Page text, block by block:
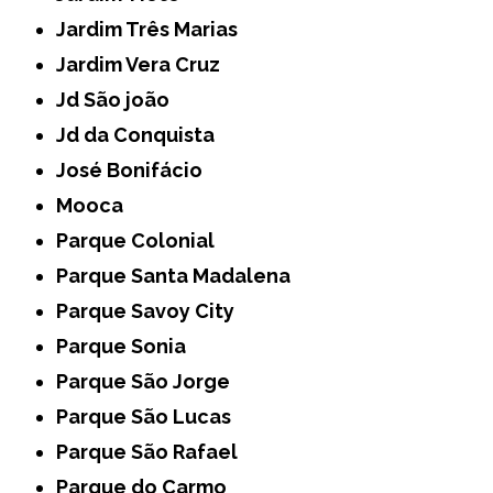
Jardim Três Marias
Jardim Vera Cruz
Jd São joão
Jd da Conquista
José Bonifácio
Mooca
Parque Colonial
Parque Santa Madalena
Parque Savoy City
Parque Sonia
Parque São Jorge
Parque São Lucas
Parque São Rafael
Parque do Carmo